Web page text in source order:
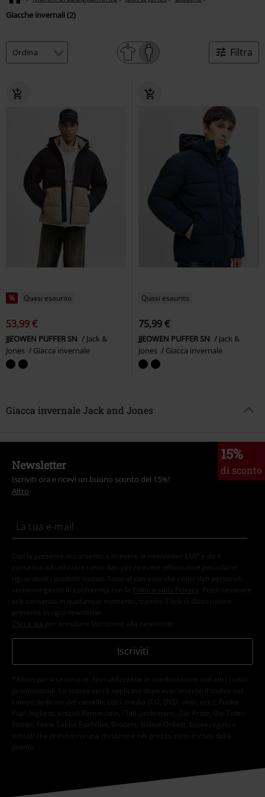
Giacche invernali (2)
Filtra
% Quasi esaurito
53,99 €
JJEOWEN PUFFER SN
Jack &
Jones
Giacca invernale
Quasi esaurito
75,99 €
JJEOWEN PUFFER SN
Jack &
Jones
Giacca invernale
Giacca invernale Jack and Jones
15%
di sconto
Newsletter
Iscriviti ora e ricevi un buono sconto del 15%!
Altro
Con la presente acconsento a ricevere le newsletter EMP e do il
consenso ad utilizzare i miei dati per ricevere informative periodiche
riguardanti i prodotti trattati. Sono al corrente che i miei dati personali
verranno gestiti in conformità con la
Politica sulla Privacy
. Potrò revocare
tale consenso in qualunque momento, tramite il link di disiscrizione
presente in ogni newsletter.
Clicca qui per annullare liscrizione alla newsletter.
Iscriviti
*Attivo per 4 settimane. Non utilizzabile in combinazione con altri codici
promozionali. Lo sconto verrà applicato dopo aver inserito il codice nel
campo dedicato del carrello. Libri, media (CD, DVD, vinili, ecc.), Funko
Pop!, biglietti, articoli Rammstein, (Till) Lindemann, Die Ärzte, Die Toten
Hosen, Feine Sahne Fischfilet, Broilers, Böhse Onkelz, buoni regalo e
articoli che prevedono una donazione nel prezzo sono esclusi dalla
promo.